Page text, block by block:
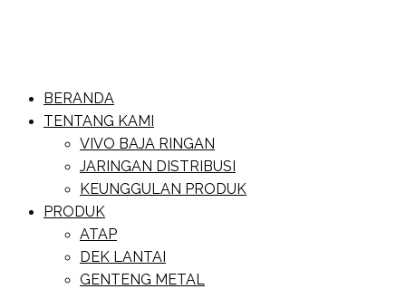
Baja Ringan Vivo
Website Baja Ringan Vivo
BERANDA
TENTANG KAMI
VIVO BAJA RINGAN
JARINGAN DISTRIBUSI
KEUNGGULAN PRODUK
PRODUK
ATAP
DEK LANTAI
GENTENG METAL